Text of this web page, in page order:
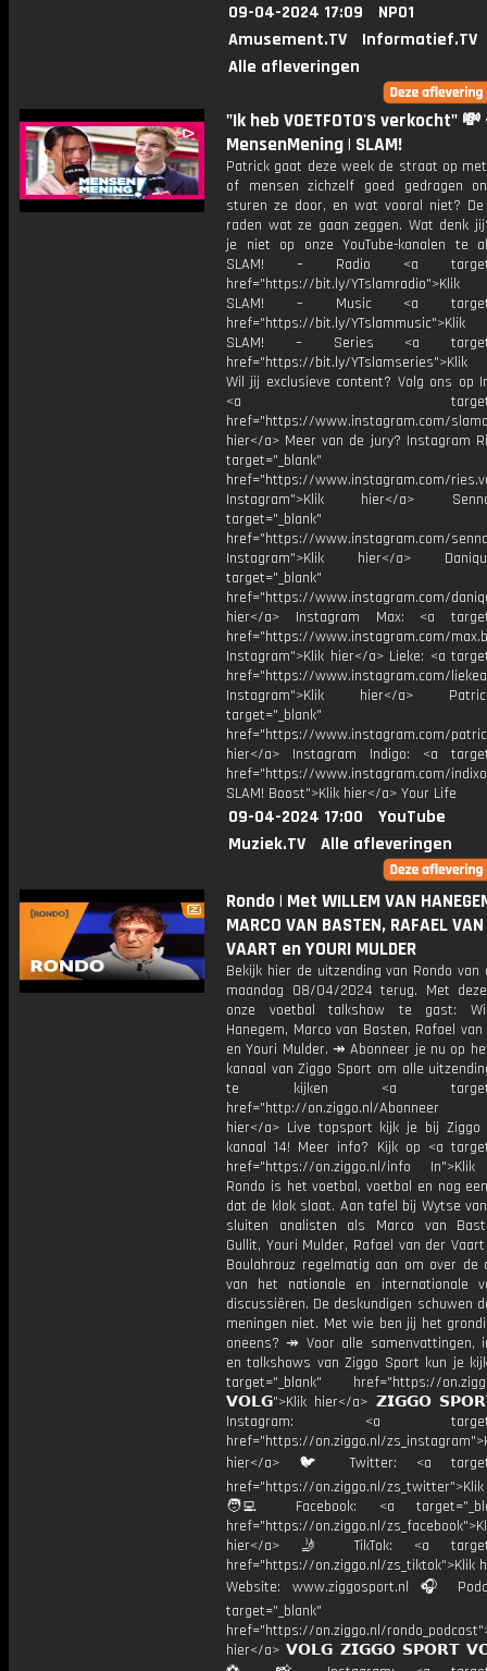
09-04-2024 17:09
NPO1
Amusement.TV
Informatief.TV
Alle afleveringen
"Ik heb VOETFOTO'S verkocht" 💸
MensenMening | SLAM!
Patrick gaat deze week de straat op
of mensen zichzelf goed gedragen
sturen ze door, en wat vooral niet?
raden wat ze gaan zeggen. Wat denk
je niet op onze YouTube-kanalen te
SLAM! – Radio <a
href="https://bit.ly/
SLAM! – Music <a
href="https://bit.ly/
SLAM! – Series <a
href="https://bit.ly/
Wil jij exclusieve content? Volg ons op
<a
href="https://www.instagram.com/
hier</a> Meer van de jury? Instagram
target="_blank"
href="https://www.instagram.com/
Instagram">Klik hier</a>
target="_blank"
href="https://www.instagram.com/
Instagram">Klik hier</a>
target="_blank"
href="https://www.instagram.com/
hier</a> Instagram Max: <a
href="https://www.instagram.com/
Instagram">Klik hier</a> Lieke: <a
href="https://www.instagram.com/
Instagram">Klik hier</a>
target="_blank"
href="https://www.instagram.com/
hier</a> Instagram Indigo: <a
href="https://www.instagram.com/
SLAM! Boost">Klik hier</a> Your Life
09-04-2024 17:00
YouTube
Muziek.TV
Alle afleveringen
Rondo | Met WILLEM VAN
MARCO VAN BASTEN, RAFAEL VAN
VAART en YOURI MULDER
Bekijk hier de uitzending van Rondo van
maandag 08/04/2024 terug. Met
onze voetbal talkshow te gast:
Hanegem, Marco van Basten, Rafael
en Youri Mulder. ↠ Abonneer je nu op
kanaal van Ziggo Sport om alle
te kijken <a
href="http://on.ziggo.nl/
hier</a> Live topsport kijk je bij
kanaal 14! Meer info? Kijk op <a
href="https://on.ziggo.nl/info
Rondo is het voetbal, voetbal en nog
dat de klok slaat. Aan tafel bij Wytse
sluiten analisten als Marco van
Gullit, Youri Mulder, Rafael van der
Boulahrouz regelmatig aan om over de
van het nationale en internationale
discussiëren. De deskundigen schuwen
meningen niet. Met wie ben jij het
oneens? ↠ Voor alle samenvattingen,
en talkshows van Ziggo Sport kun je
target="_blank" href="https://
𝗩𝗢𝗟𝗚">Klik hier</a> 𝗭𝗜𝗚𝗚𝗢
Instagram: <a
href="https://on.ziggo.nl/
hier</a> 🐦 Twitter: <a
href="https://on.ziggo.nl/
🧑‍💻 Facebook: <a
href="https://on.ziggo.nl/
hier</a> 🤳 TikTok: <a
href="https://on.ziggo.nl/zs_tiktok">Klik
Website: www.ziggosport.nl 🎧
target="_blank"
href="https://on.ziggo.nl/
hier</a> 𝗩𝗢𝗟𝗚 𝗭𝗜𝗚𝗚𝗢 𝗦𝗣𝗢𝗥𝗧